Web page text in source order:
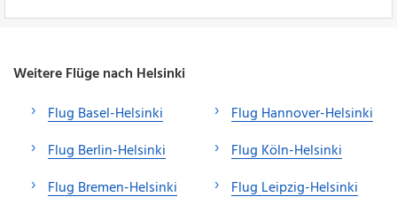
Weitere Flüge nach Helsinki
Flug Basel-Helsinki
Flug Berlin-Helsinki
Flug Bremen-Helsinki
Flug Hannover-Helsinki
Flug Köln-Helsinki
Flug Leipzig-Helsinki